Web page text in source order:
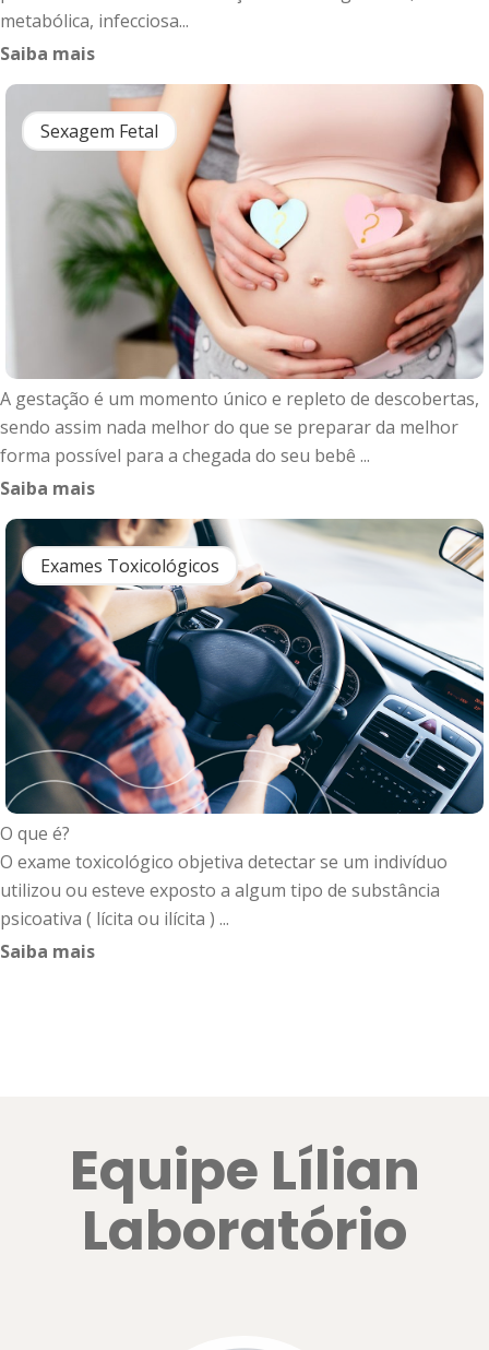
metabólica, infecciosa...
Saiba mais
Sexagem Fetal
A gestação é um momento único e repleto de descobertas,
sendo assim nada melhor do que se preparar da melhor
forma possível para a chegada do seu bebê ...
Saiba mais
Exames Toxicológicos
O que é?
O exame toxicológico objetiva detectar se um indivíduo
utilizou ou esteve exposto a algum tipo de substância
psicoativa ( lícita ou ilícita ) ...
Saiba mais
Equipe Lílian
Laboratório